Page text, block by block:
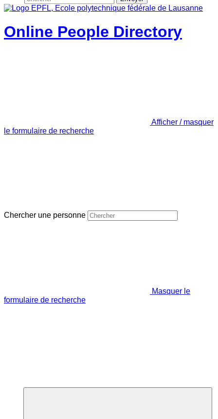
Online People Directory
Afficher / masquer
le formulaire de recherche
Chercher une personne
Masquer le
formulaire de recherche